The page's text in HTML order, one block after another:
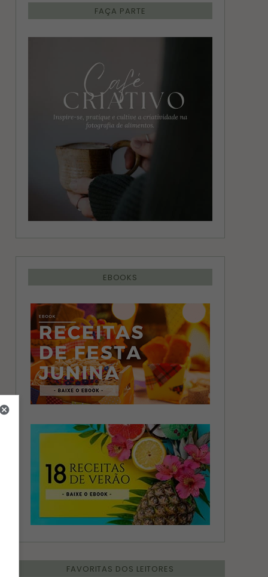
t
a
a
m
t
e
e
t
FAÇA PARTE
EBOOKS
FAVORITAS DOS LEITORES